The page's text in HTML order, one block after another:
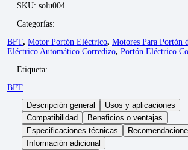
SKU: solu004
Categorías:
BFT, Motor Portón Eléctrico, Motores Para Portón
Eléctrico Automático Corredizo, Portón Eléctrico
Etiqueta:
BFT
Descripción general
Usos y aplicaciones
Compatibilidad
Beneficios o ventajas
Especificaciones técnicas
Información adicional